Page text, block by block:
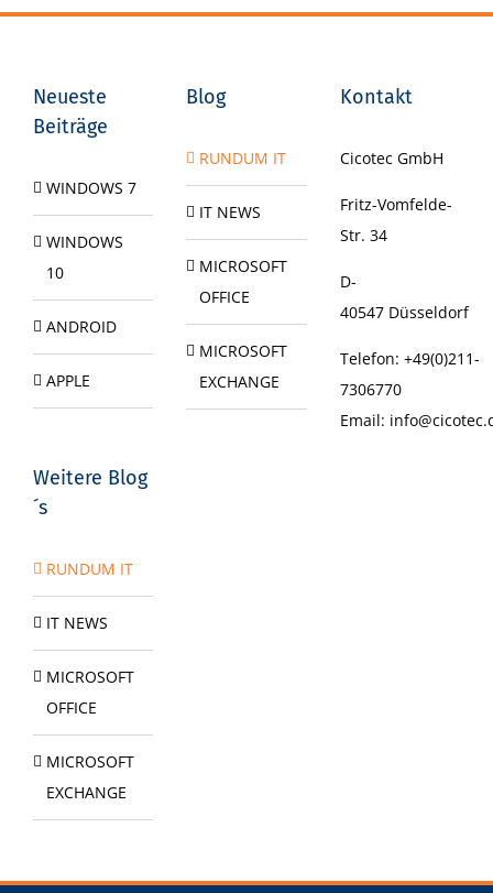
Neueste
Beiträge
WINDOWS 7
WINDOWS
10
ANDROID
APPLE
Weitere Blog
´s
RUNDUM IT
IT NEWS
MICROSOFT
OFFICE
MICROSOFT
EXCHANGE
Blog
RUNDUM IT
IT NEWS
MICROSOFT
OFFICE
MICROSOFT
EXCHANGE
Kontakt
Cicotec GmbH
Fritz-Vomfelde-
Str. 34
D-
40547Düsseldorf
Telefon: +49(0)211-
7306770
Email: